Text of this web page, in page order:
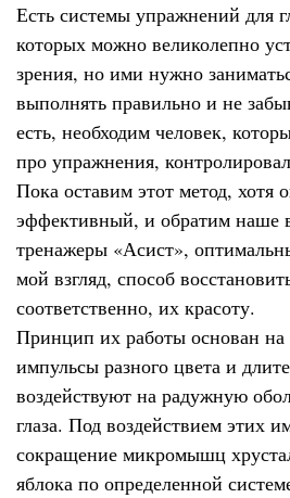
Есть системы упражнений для
которых можно великолепно
зрения, но ими нужно
выполнять правильно и не
есть, необходим человек,
про упражнения,
Пока оставим этот метод, хотя
эффективный, и обратим наше
тренажеры «Асист»,
мой взгляд, способ
соответственно, их красоту.
Принцип их работы основан на
импульсы разного цвета и
воздействуют на радужную
глаза. Под воздействием этих
сокращение микромышц
яблока по определенной